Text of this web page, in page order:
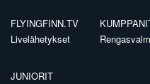
FLYINGFINN.TV
Livelähetykset
JUNIORIT